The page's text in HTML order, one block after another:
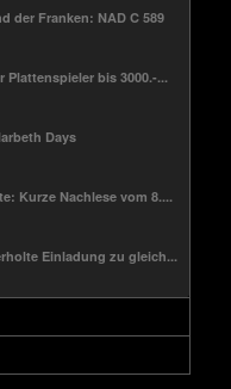
der Franken: NAD C 589
Plattenspieler bis 3000.-...
Days
Kurze Nachlese vom 8....
Einladung zu gleich...